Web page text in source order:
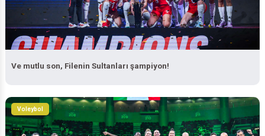
Ve mutlu son, Filenin Sultanları şampiyon!
Voleybol